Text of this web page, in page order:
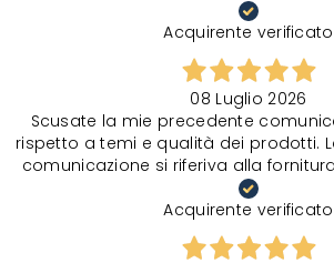
Acquirente verificato
08 Luglio 2026
Scusate la mie precedente
rispetto a temi e qualità dei prodotti.
comunicazione si riferiva alla
Acquirente verificato